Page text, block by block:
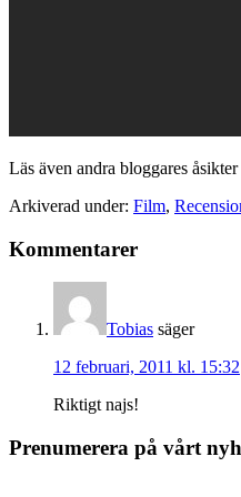
Läs även andra bloggares
Arkiverad under: Film,
Läsarkommentarer
Kommentarer
Tobias säger
12 februari, 2011 kl. 15:32
Riktigt najs!
Primärt
Prenumerera på vårt